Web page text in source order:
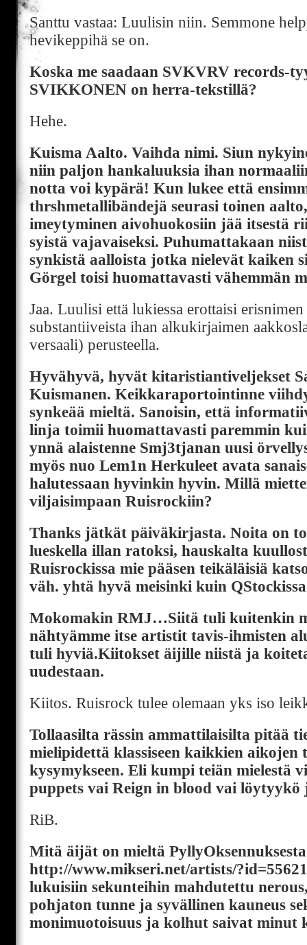
Santtu vastaa: Luulisin niin. Semmone
hevikeppihä se on.
Koska me saadaan SVKVRV records-
SVIKKONEN on herra-tekstillä?
Hehe.
Kuisma Aalto. Vaihda nimi. Siun
niin paljon hankaluuksia ihan
notta voi kypärä! Kun lukee että
thrshmetallibändejä seurasi toinen
imeytyminen aivohuokosiin jää itsestä
syistä vajavaiseksi. Puhumattakaan
synkistä aalloista jotka nielevät kaiken
Görgel toisi huomattavasti vähemmän
Jaa. Luulisi että lukiessa erottaisi
substantiiveista ihan alkukirjaimen
versaali) perusteella.
Hyvähyvä, hyvät kitaristiantiveljekset
Kuismanen. Keikkaraportointinne
synkeää mieltä. Sanoisin, että
linja toimii huomattavasti paremmin
ynnä alaistenne Smj3tjanan uusi
myös nuo Lem1n Herkuleet avata
halutessaan hyvinkin hyvin. Millä
viljaisimpaan Ruisrockiin?
Thanks jätkät päiväkirjasta. Noita on
lueskella illan ratoksi, hauskalta
Ruisrockissa mie pääsen teikäläisiä
väh. yhtä hyvä meisinki kuin
Mokomakin RMJ…Siitä tuli kuitenkin
nähtyämme itse artistit tavis-ihmisten
tuli hyviä.Kiitokset äijille niistä ja
uudestaan.
Kiitos. Ruisrock tulee olemaan yks iso
Tollaasilta rässin ammattilaisilta pitää
mielipidettä klassiseen kaikkien aikojen
kysymykseen. Eli kumpi teiän mielestä
puppets vai Reign in blood vai löytyykö
RiB.
Mitä äijät on mieltä
http://www.mikseri.net/artists/
lukuisiin sekunteihin mahdutettu
pohjaton tunne ja syvällinen kauneus
monimuotoisuus ja kolhut saivat minut